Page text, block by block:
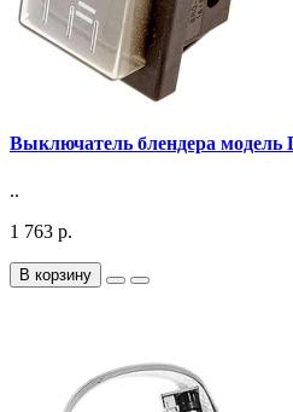
Выключатель блендера модель
..
1 763 р.
В корзину